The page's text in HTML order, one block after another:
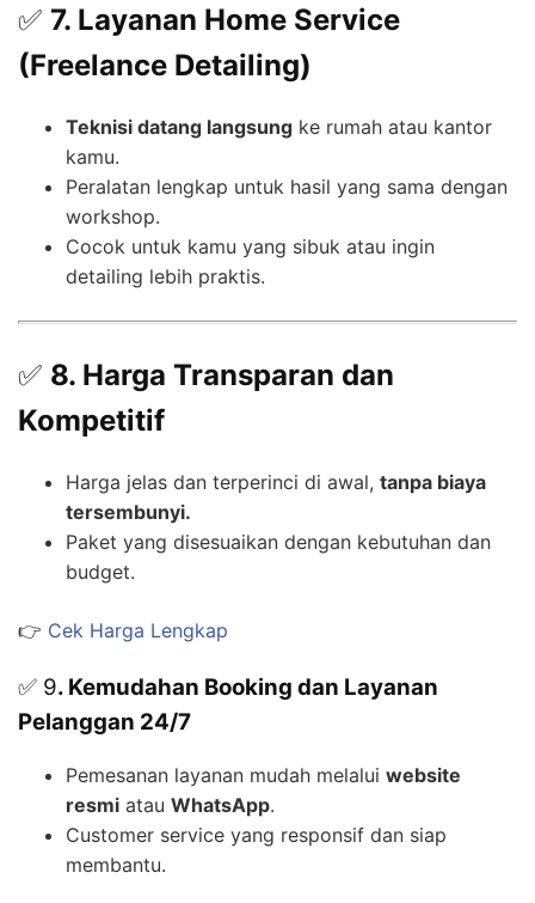
✅ 7. Layanan Home Service
(Freelance Detailing)
Teknisi datang langsung ke rumah atau kantor
kamu.
Peralatan lengkap untuk hasil yang sama dengan
workshop.
Cocok untuk kamu yang sibuk atau ingin
detailing lebih praktis.
✅ 8. Harga Transparan dan
Kompetitif
Harga jelas dan terperinci di awal, tanpa biaya
tersembunyi.
Paket yang disesuaikan dengan kebutuhan dan
budget.
👉 Cek Harga Lengkap
✅ 9. Kemudahan Booking dan Layanan
Pelanggan 24/7
Pemesanan layanan mudah melalui website
resmi atau WhatsApp.
Customer service yang responsif dan siap
membantu.